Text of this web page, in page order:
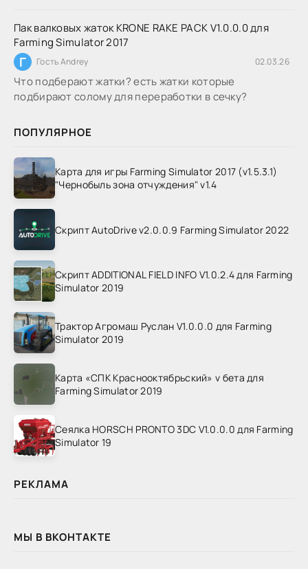
Пак валковых жаток KRONE RAKE PACK V1.0.0.0 для
Farming Simulator 2017
Г Гость Andrey 02.03.26
Что подберают жатки? есть жатки которые
подбирают солому для переработки в сечку?
ПОПУЛЯРНОЕ
Карта для игры Farming Simulator 2017 (v1.5.3.1)
"Чернобыль зона отчуждения" v1.4
Скрипт AutoDrive v2.0.0.9 Farming Simulator 2022
Скрипт ADDITIONAL FIELD INFO V1.0.2.4 для Farming
Simulator 2019
Трактор Агромаш Руслан V1.0.0.0 для Farming
Simulator 2019
Карта «СПК Краснооктябрьский» v бета для
Farming Simulator 2019
Сеялка HORSCH PRONTO 3DC V1.0.0.0 для Farming
Simulator 19
РЕКЛАМА
МЫ В ВКОНТАКТЕ